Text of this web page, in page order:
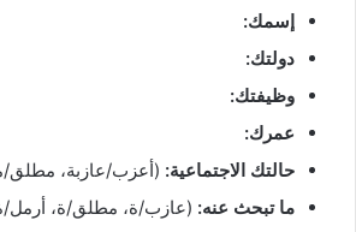
إسمك:
دولتك:
وظيفتك:
عمرك:
حالتك الاجتماعية: (أعزب/عازبة، مطلق/
ما تبحث عنه: (عازب/ة، مطلق/ة، أرمل/